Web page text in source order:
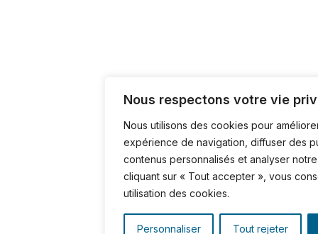
Nous respectons votre vie
Nous utilisons des cookies pour
expérience de navigation, diffuser des
contenus personnalisés et analyser
cliquant sur « Tout accepter », vous
utilisation des cookies.
Personnaliser Tout rejeter